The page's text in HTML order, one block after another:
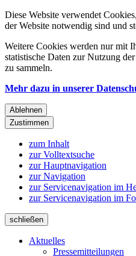
Diese Website verwendet
der Website notwendig sind und
Weitere Cookies werden nur mit
statistische Daten zur Nutzung
zu sammeln.
Mehr dazu in unserer
Ablehnen
Zustimmen
zum Inhalt
zur Volltextsuche
zur Hauptnavigation
zur Navigation
zur Servicenavigation im
zur Servicenavigation im
schließen
Aktuelles
Pressemitteilungen